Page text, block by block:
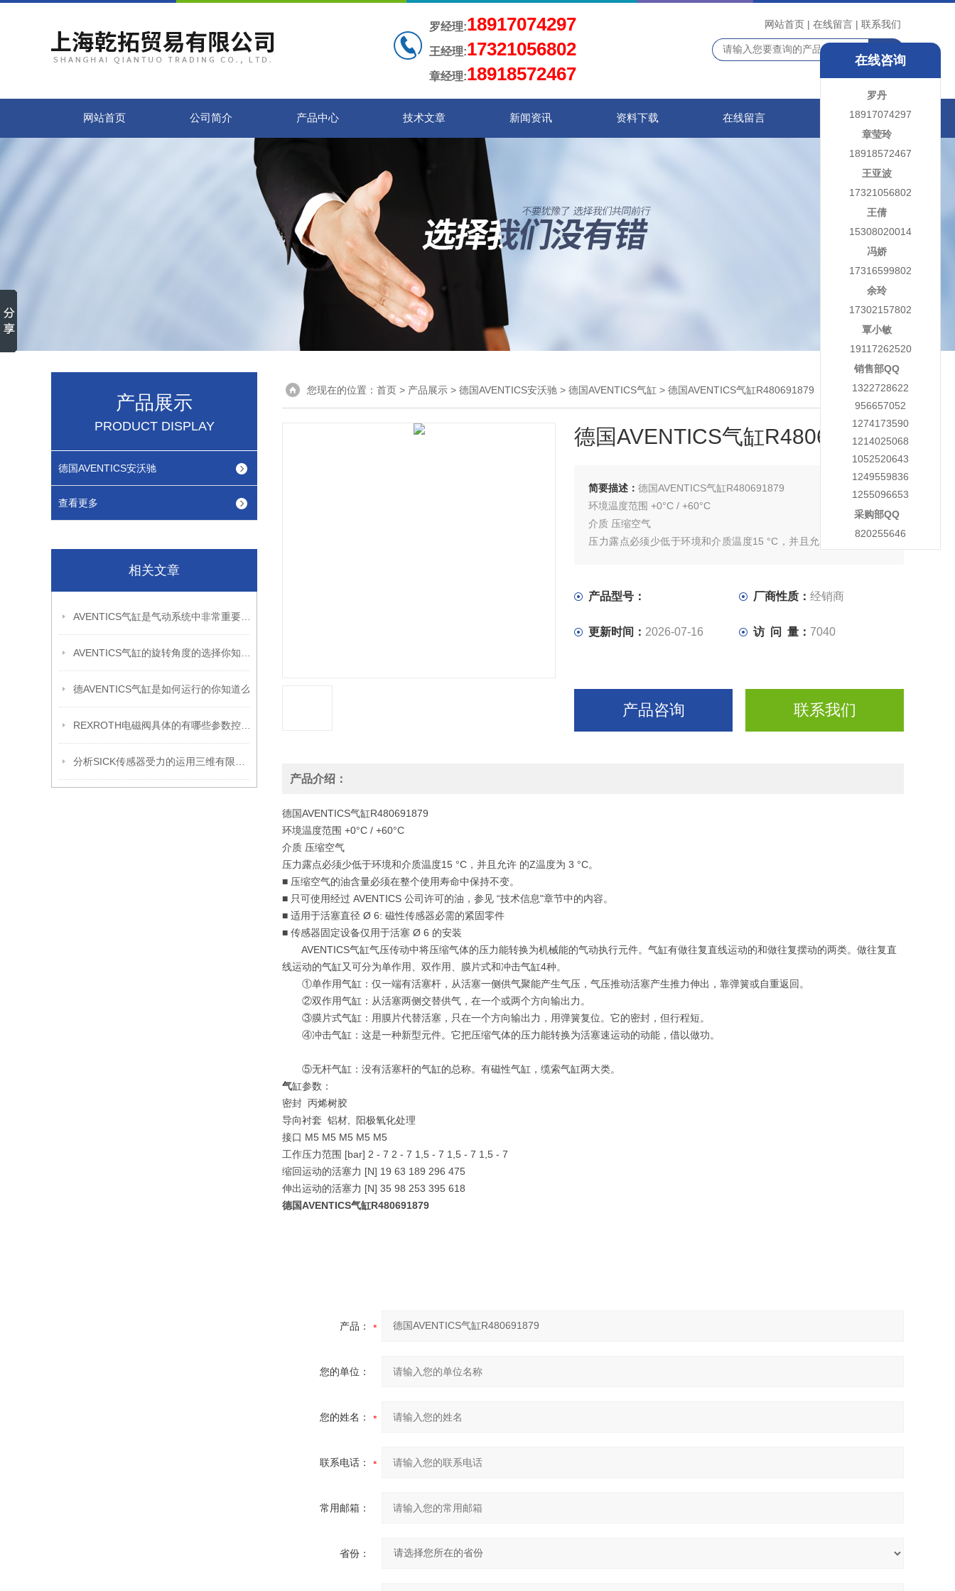
罗经理:18917074297
王经理:17321056802
章经理:18918572467
网站首页 | 在线留言 | 联系我们
网站首页 公司简介 产品中心 技术文章 新闻资讯 资料下载 在线留言 联系我们
产品展示
PRODUCT DISPLAY
德国AVENTICS安沃驰
查看更多
相关文章
德AVENTICS气缸是如何运行的你知道么
您现在的位置： 首页 > 产品展示 > 德国AVENTICS安沃驰 > 德国AVENTICS气缸 > 德国AVENTICS气缸R480691879
德国AVENTICS气缸R480691879
简要描述：德国AVENTICS气缸R480691879
环境温度范围 +0°C / +60°C
介质 压缩空气
压力露点必须少低于环境和介质温度15 °C，并且允许 的Z温度为 3
■ 只可使用经过 AVENTICS 公司许可的油，参见 “技术信息"章节中
■ 适用于活塞直径 Ø 6: 磁性传感器必需的紧固零件
产品型号： 厂商性质：经销商
更新时间： 2026-07-16 访 问 量： 7040
产品咨询 联系我们
产品介绍：
德国AVENTICS气缸R480691879
环境温度范围 +0°C / +60°C
介质 压缩空气
压力露点必须少低于环境和介质温度15 °C，并且允许 的Z温度为 3 °C。
■ 压缩空气的油含量必须在整个使用寿命中保持不变。
■ 只可使用经过 AVENTICS 公司许可的油，参见 “技术信息"章节中的内容。
■ 适用于活塞直径 Ø 6: 磁性传感器必需的紧固零件
■ 传感器固定设备仅用于活塞 Ø 6 的安装
AVENTICS气缸气压传动中将压缩气体的压力能转换为机械能的气动执行元件。气缸有做往复直线运动的和做往复摆动的两类。做往复直
线运动的气缸又可分为单作用、双作用、膜片式和冲击气缸4种。
①单作用气缸：仅一端有活塞杆，从活塞一侧供气聚能产生气压，气压推动活塞产生推力伸出，靠弹簧或自重返回。
②双作用气缸：从活塞两侧交替供气，在一个或两个方向输出力。
③膜片式气缸：用膜片代替活塞，只在一个方向输出力，用弹簧复位。它的密封，但行程短。
④冲击气缸：这是一种新型元件。它把压缩气体的压力能转换为活塞速运动的动能，借以做功。
⑤无杆气缸：没有活塞杆的气缸的总称。有磁性气缸，缆索气缸两大类。
气缸参数：
密封 丙烯树胶
导向衬套 铝材, 阳极氧化处理
接口 M5 M5 M5 M5 M5
工作压力范围 [bar] 2 - 7 2 - 7 1,5 - 7 1,5 - 7 1,5 - 7
缩回运动的活塞力 [N] 19 63 189 296 475
伸出运动的活塞力 [N] 35 98 253 395 618
德国AVENTICS气缸R480691879
产品：
您的单位：
您的姓名：
联系电话：
常用邮箱：
省份：
在线咨询
罗丹
18917074297
章莹玲
18918572467
王亚波
17321056802
王倩
15308020014
冯娇
17316599802
余玲
17302157802
覃小敏
19117262520
销售部QQ
1322728622
956657052
1274173590
1214025068
1052520643
1249559836
1255096653
采购部QQ
820255646